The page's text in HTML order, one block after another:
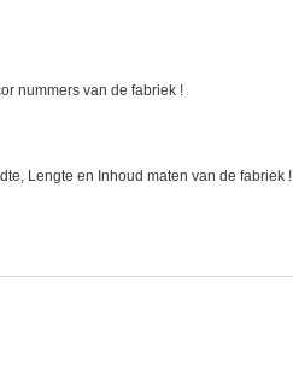
nummers van de fabriek !
Lengte en Inhoud maten van de fabriek !